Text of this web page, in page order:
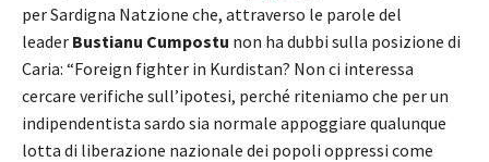
per Sardigna Natzione che, attraverso le parole del
leader Bustianu Cumpostu non ha dubbi sulla posizione di
Caria: “Foreign fighter in Kurdistan? Non ci interessa
cercare verifiche sull’ipotesi, perché riteniamo che per un
indipendentista sardo sia normale appoggiare qualunque
lotta di liberazione nazionale dei popoli oppressi come